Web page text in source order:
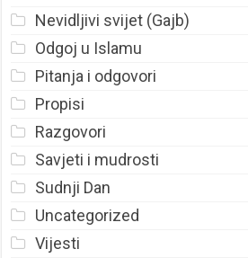
Nevidljivi svijet (Gajb)
Odgoj u Islamu
Pitanja i odgovori
Propisi
Razgovori
Savjeti i mudrosti
Sudnji Dan
Uncategorized
Vijesti